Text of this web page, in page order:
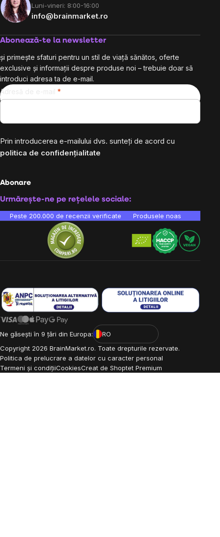
Luni-vineri: 8:00-16:00
info@brainmarket.ro
Abonează-te la newsletter
și primește sfaturi pentru un stil de viață sănătos, oferte
exclusive și informații despre produse noi – trebuie doar să
introduci adresa ta de e-mail.
Adresă de e-mail
Prin introducerea e-mailului dvs. sunteți de acord cu
politica de confidențialitate
Abonare
Urmărește-ne pe rețelele sociale:
Peste 200.000 de recenzii verificate Produsele noastre sunt
Ne găsești în 9 țări din Europa:
RO
Copyright 2026 BrainMarket.ro. Toate drepturile rezervate.
Politica de prelucrare a datelor cu caracter personal
Termeni și condițiiCookiesCreat de Shoptet Premium